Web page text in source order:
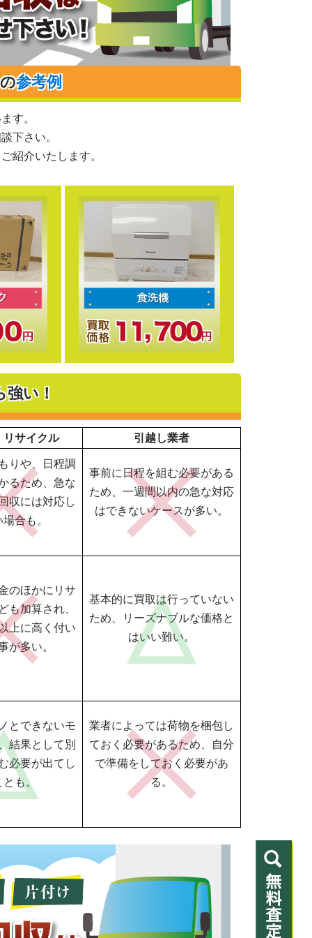
参考例
す。
下さい。
紹介いたします。
い！
サイクル
引越し業者
りや、日程調
るため、急な
収には対応し
合も。
事前に日程を組む必要がある
ため、一週間以内の急な対応
はできないケースが多い。
のほかにリサ
も加算され、
上に高く付い
が多い。
基本的に買取は行っていない
ため、リーズナブルな価格と
はいい難い。
とできないモ
結果として別
必要が出てし
も。
業者によっては荷物を梱包し
ておく必要があるため、自分
で準備をしておく必要があ
る。